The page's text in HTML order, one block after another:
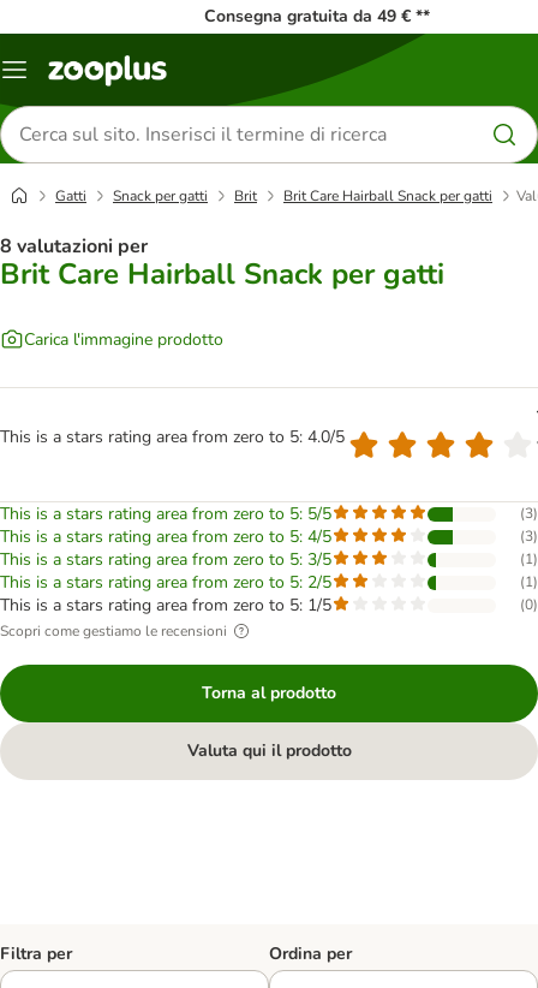
Consegna gratuita da 49 € **
Overview
Cerca
prodotti
Gatti Snack per gatti Brit Brit Care Hairball Snack per gatti
8 valutazioni per
Brit Care Hairball Snack per gatti
Carica l'immagine prodotto
This is a stars rating area from zero to 5: 4.0/5
This is a stars rating area from zero to 5: 5/5 (3)
This is a stars rating area from zero to 5: 4/5 (3)
This is a stars rating area from zero to 5: 3/5 (1)
This is a stars rating area from zero to 5: 2/5 (1)
This is a stars rating area from zero to 5: 1/5 (0)
Scopri come gestiamo le recensioni
Torna al prodotto
Valuta qui il prodotto
Filtra per Ordina per